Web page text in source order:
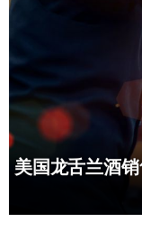
美国龙舌兰酒